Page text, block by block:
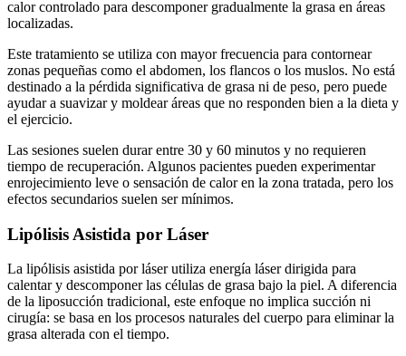
calor controlado para descomponer gradualmente la grasa en áreas
localizadas.
Este tratamiento se utiliza con mayor frecuencia para contornear
zonas pequeñas como el abdomen, los flancos o los muslos. No está
destinado a la pérdida significativa de grasa ni de peso, pero puede
ayudar a suavizar y moldear áreas que no responden bien a la dieta y
el ejercicio.
Las sesiones suelen durar entre 30 y 60 minutos y no requieren
tiempo de recuperación. Algunos pacientes pueden experimentar
enrojecimiento leve o sensación de calor en la zona tratada, pero los
efectos secundarios suelen ser mínimos.
Lipólisis Asistida por Láser
La lipólisis asistida por láser utiliza energía láser dirigida para
calentar y descomponer las células de grasa bajo la piel. A diferencia
de la liposucción tradicional, este enfoque no implica succión ni
cirugía: se basa en los procesos naturales del cuerpo para eliminar la
grasa alterada con el tiempo.